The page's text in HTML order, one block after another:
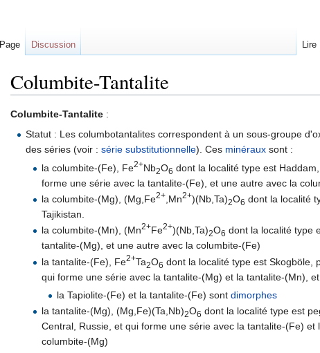
Columbite-Tantalite
Columbite-Tantalite :
Statut : Les columbotantalites correspondent à un sous-groupe
des séries (voir :série substitutionnelle). Ces minéraux sont :
la columbite-(Fe), Fe2+Nb2O6 dont la localité type est
forme une série avec la tantalite-(Fe), et une autre avec la
la columbite-(Mg), (Mg,Fe2+,Mn2+)(Nb,Ta)2O6 dont la localité
Tajikistan.
la columbite-(Mn), (Mn2+Fe2+)(Nb,Ta)2O6 dont la localité type
tantalite-(Mg), et une autre avec la columbite-(Fe)
la tantalite-(Fe), Fe2+Ta2O6 dont la localité type est Skogböle,
qui forme une série avec la tantalite-(Mg) et la tantalite-(Mn),
la Tapiolite-(Fe) et la tantalite-(Fe) sontdimorphes
la tantalite-(Mg), (Mg,Fe)(Ta,Nb)2O6 dont la localité type est
Central, Russie, et qui forme une série avec la tantalite-(Fe)
columbite-(Mg)
Page Discussion Lire